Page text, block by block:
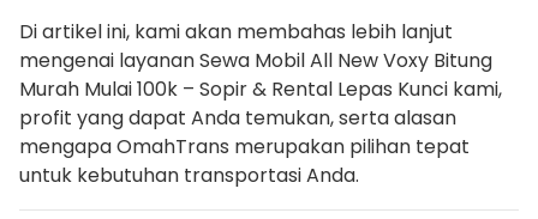
Di artikel ini, kami akan membahas lebih lanjut
mengenai layanan Sewa Mobil All New Voxy Bitung
Murah Mulai 100k – Sopir & Rental Lepas Kunci kami,
profit yang dapat Anda temukan, serta alasan
mengapa OmahTrans merupakan pilihan tepat
untuk kebutuhan transportasi Anda.